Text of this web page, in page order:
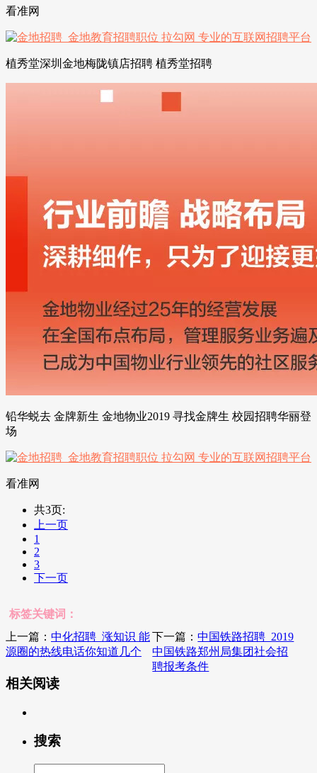
看准网
植秀堂深圳金地梅陇镇店招聘 植秀堂招聘
铅华蜕去 金牌新生 金地物业2019 寻找金牌生 校园招聘华丽登
场
看准网
共3页:
上一页
1
2
3
下一页
标签关键词：
上一篇： 中化招聘_涨知识 能
源圈的热线电话你知道几个
下一篇：中国铁路招聘_2019
中国铁路郑州局集团社会招
聘报考条件
相关阅读
搜索